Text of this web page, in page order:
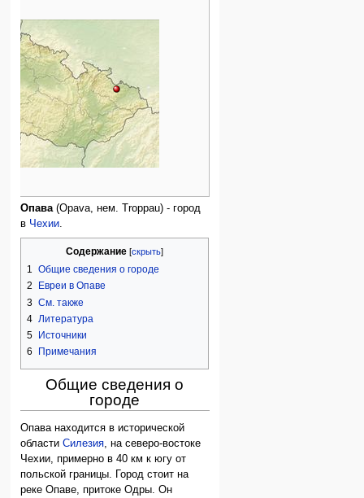
Опава(Opava, нем. Troppau) - город
в Чехии.
Содержание
1 Общие сведения о городе
2
Евреи в Опаве
3 См. также
4 Литература
5
Источники
6
Примечания
Общие сведения о
городе
Опава находится в исторической
областиСилезия , на северо-востоке
Чехии, примерно в 40 км к югу от
польской границы. Город стоит на
реке Опаве, притоке Одры. Он